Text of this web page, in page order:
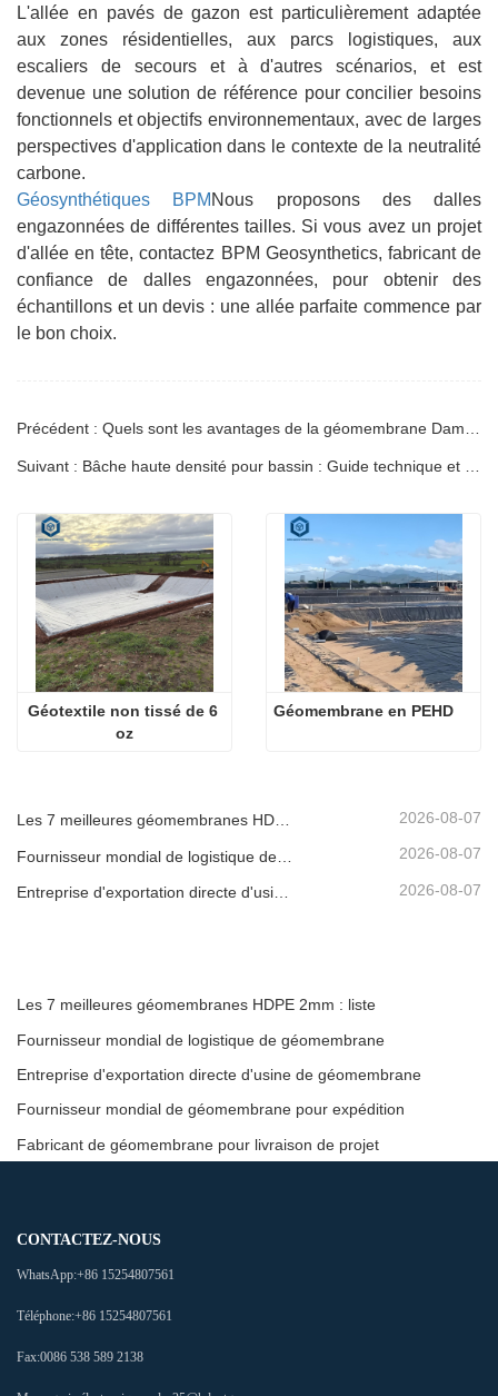
L'allée en pavés de gazon est particulièrement adaptée
aux zones résidentielles, aux parcs logistiques, aux
escaliers de secours et à d'autres scénarios, et est
devenue une solution de référence pour concilier besoins
fonctionnels et objectifs environnementaux, avec de larges
perspectives d'application dans le contexte de la neutralité
carbone.
Géosynthétiques BPM Nous proposons des dalles
engazonnées de différentes tailles. Si vous avez un projet
d'allée en tête, contactez BPM Geosynthetics, fabricant de
confiance de dalles engazonnées, pour obtenir des
échantillons et un devis : une allée parfaite commence par
le bon choix.
Géotextile non tissé de 6
oz
Géomembrane en PEHD
Les 7 meilleures géomembranes HDPE 2mm : liste 2026-08-07
2026-08-07
2026-08-07
Les 7 meilleures géomembranes HDPE 2mm : liste
Fournisseur mondial de logistique de géomembrane
Entreprise d'exportation directe d'usine de géomembrane
Fournisseur mondial de géomembrane pour expédition
Fabricant de géomembrane pour livraison de projet
CONTACTEZ-NOUS
WhatsApp:+86 15254807561
Téléphone:+86 15254807561
Fax:0086 538 589 2138